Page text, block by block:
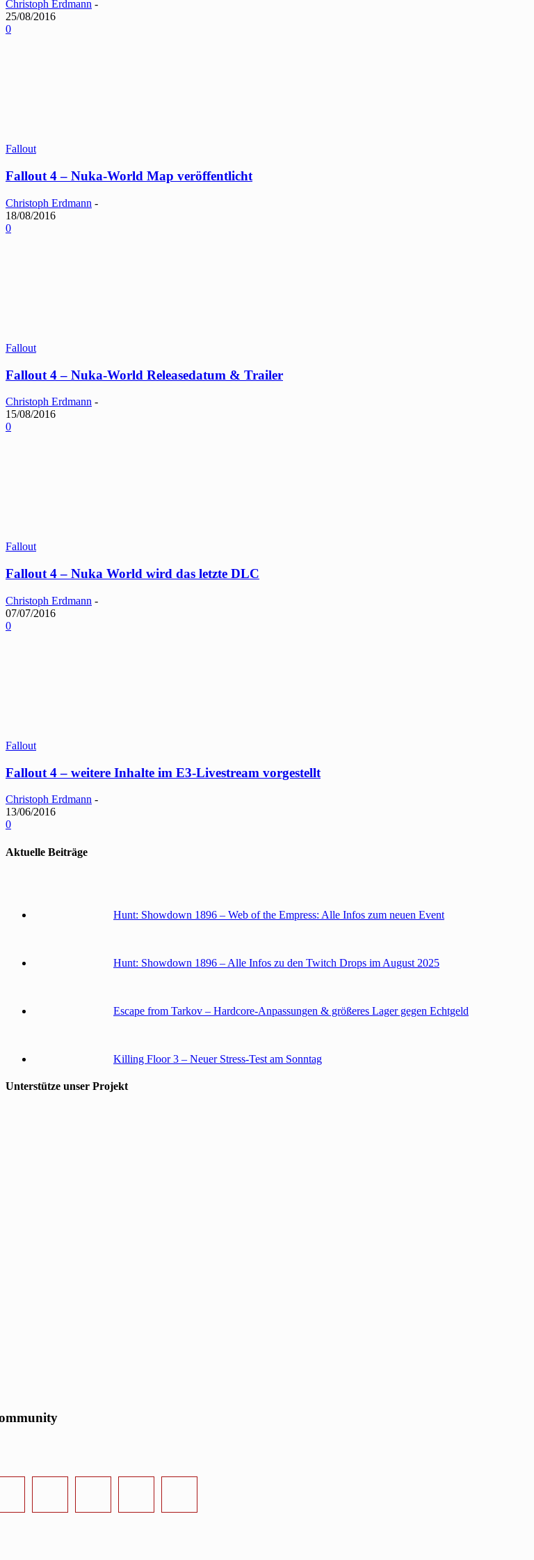
Christoph Erdmann -
25/08/2016
0
Fallout
Fallout 4 – Nuka-World Map veröffentlicht
Christoph Erdmann -
18/08/2016
0
Fallout
Fallout 4 – Nuka-World Releasedatum & Trailer
Christoph Erdmann -
15/08/2016
0
Fallout
Fallout 4 – Nuka World wird das letzte DLC
Christoph Erdmann -
07/07/2016
0
Fallout
Fallout 4 – weitere Inhalte im E3-Livestream vorgestellt
Christoph Erdmann -
13/06/2016
0
Aktuelle Beiträge
Hunt: Showdown 1896 – Web of the Empress: Alle Infos zum neuen Event
Hunt: Showdown 1896 – Alle Infos zu den Twitch Drops im August 2025
Escape from Tarkov – Hardcore-Anpassungen & größeres Lager gegen Echtgeld
Killing Floor 3 – Neuer Stress-Test am Sonntag
Unterstütze unser Projekt